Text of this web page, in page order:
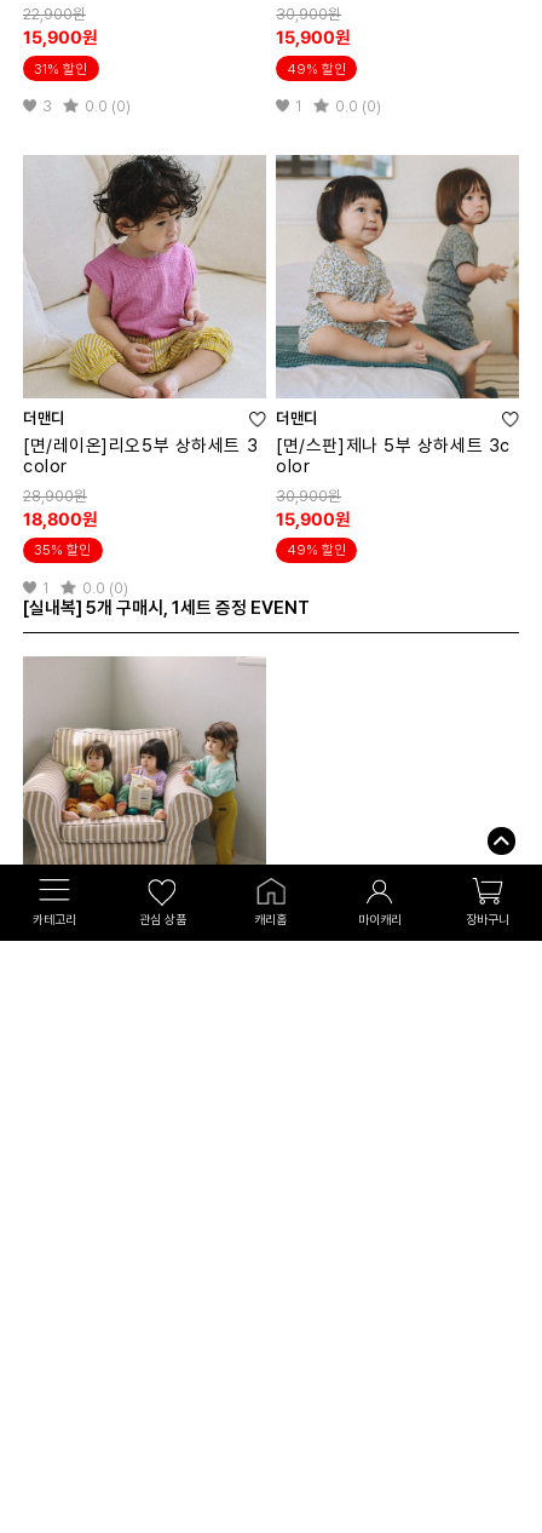
22,900원
15,900원
31% 할인
3 0.0 (0)
30,900원
15,900원
49% 할인
1 0.0 (0)
더맨디
[면/레이온]리오5부 상하세트 3
color
28,900원
18,800원
35% 할인
1 0.0 (0)
더맨디
[면/스판]제나 5부 상하세트 3c
olor
30,900원
15,900원
49% 할인
[실내복] 5개 구매시, 1세트 증정 EVENT
더맨디
[레이온]알라딘 배앓이방지 실내
카테고리 관심 상품 캐리홈 마이캐리 장바구니